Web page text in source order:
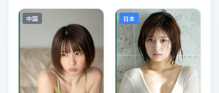
中国 日本